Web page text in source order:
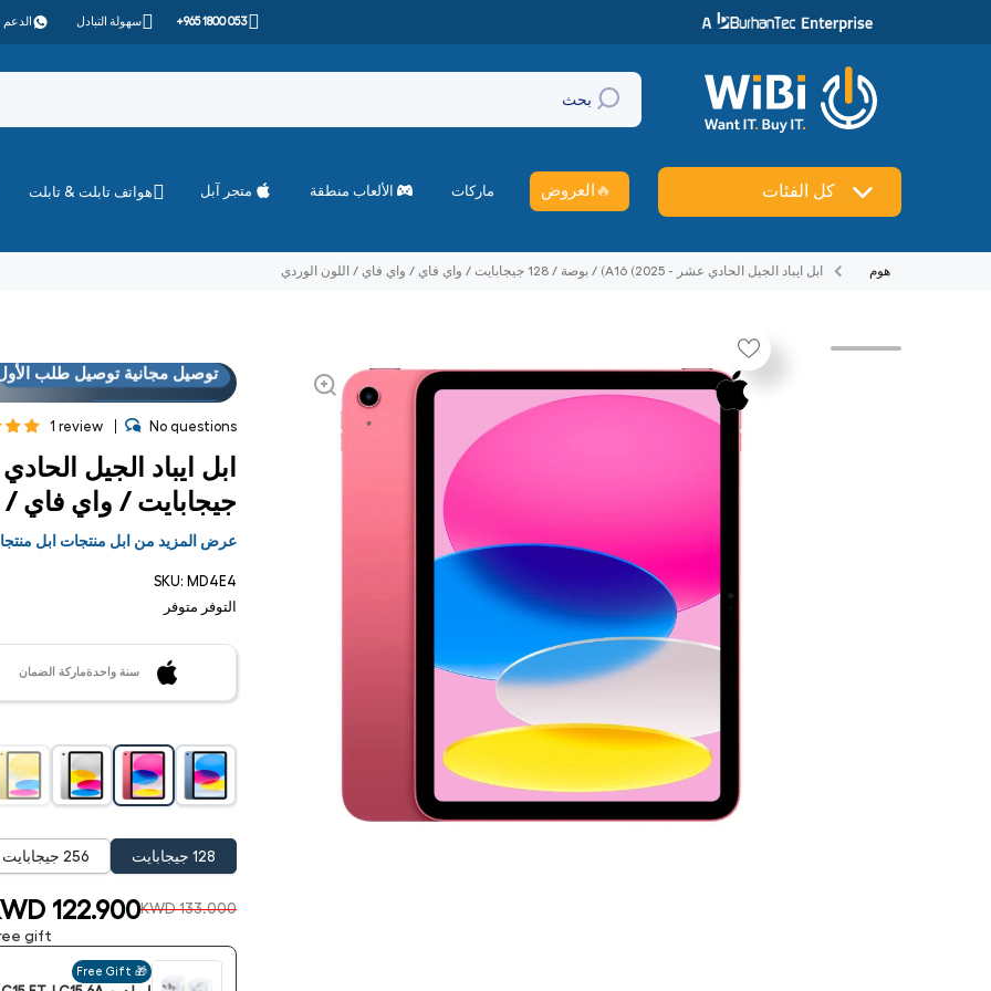
تخطي إلى المحتوى +965 1800 053 سهولة التبادل
بحث
كل الفئات 🔥 العروض ماركات الألعاب منطقة متجر آبل هواتف تابلت & تابلت
هوم ابل ايباد الجيل الحادي عشر - A16 (2025) / بوصة / 128 جيجابايت / واي فاي / واي فاي / اللون الوردي
تخطي إلى منتج معلومات
العروض فوق
1 review No questions
جيجابايت / واي فاي /
عرض المزيد من ابل منتجات ابل
SKU: MD4E4
التوفر
متوفر
سنة واحدةماركة الضمان
128 جيجابايت 256 جيجابايت
KWD 133.000
122.900
gift:
🎁 Free Gift